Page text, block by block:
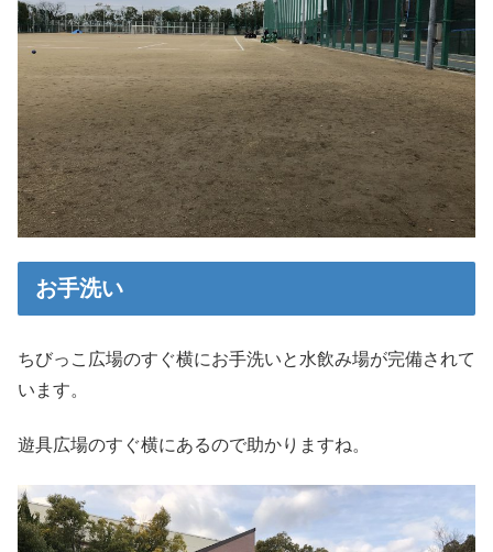
お手洗い
ちびっこ広場のすぐ横にお手洗いと水飲み場が完備されて
います。
遊具広場のすぐ横にあるので助かりますね。